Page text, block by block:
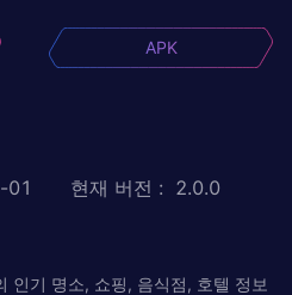
APK
01 현재 버전 : 2.0.0
인기 명소, 쇼핑, 음식점, 호텔 정보